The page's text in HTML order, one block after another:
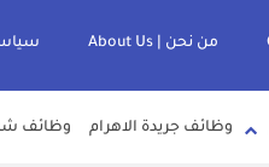
من نحن | About Us
وظائف جريدة الاهرام وظائف